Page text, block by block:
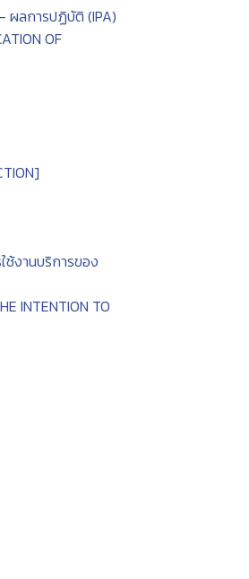
ผลการปฏิบัติ (IPA)
OF
งานบริการของ
INTENTION TO